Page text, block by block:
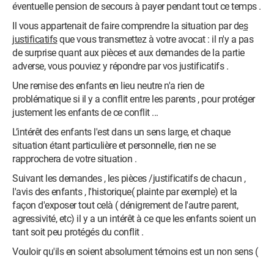
éventuelle pension de secours à payer pendant tout ce temps .
Il vous appartenait de faire comprendre la situation par des
justificatifsque vous transmettez à votre avocat : il n'y a pas
de surprise quant aux pièces et aux demandes de la partie
adverse, vous pouviez y répondre par vos justificatifs .
Une remise des enfants en lieu neutre n'a rien de
problématique si il y a conflit entre les parents , pour protéger
justement les enfants de ce conflit ...
L’intérêt des enfants l'est dans un sens large, et chaque
situation étant particulière et personnelle, rien ne se
rapprochera de votre situation .
Suivant les demandes , les pièces /justificatifs de chacun ,
l'avis des enfants , l'historique( plainte par exemple) et la
façon d'exposer tout celà ( dénigrement de l'autre parent,
agressivité, etc) il y a un intérêt à ce que les enfants soient un
tant soit peu protégés du conflit .
Vouloir qu'ils en soient absolument témoins est un non sens (